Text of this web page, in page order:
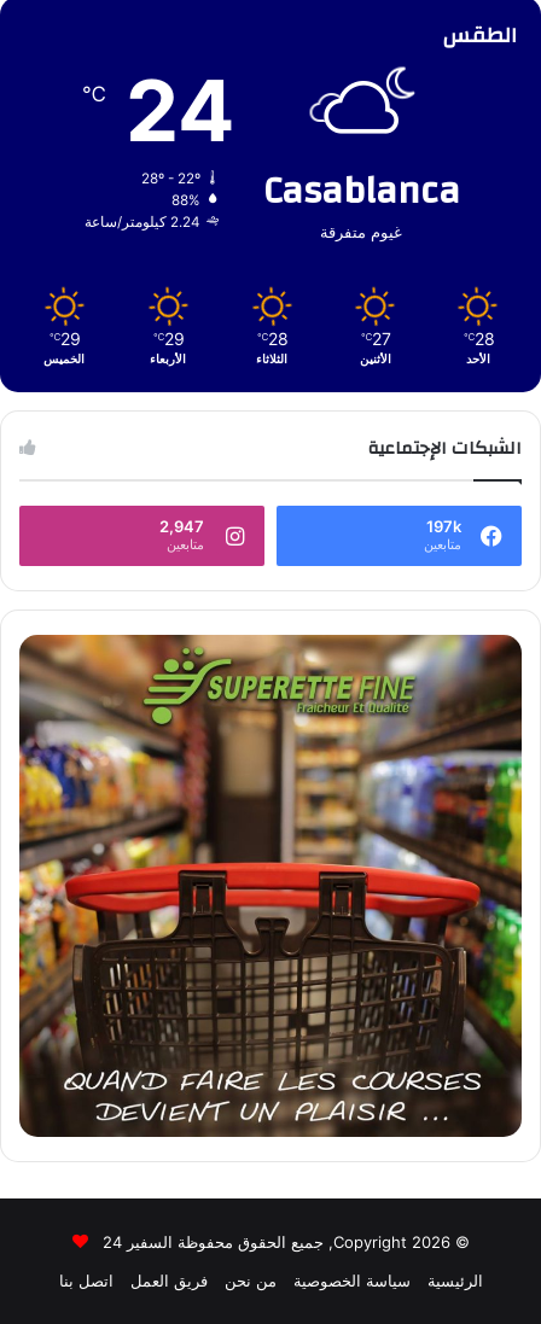
الطقس
Casablanca
غيوم متفرقة
24
℃
28º - 22º
88%
2.24 كيلومتر/ساعة
28
℃
الأحد
27
℃
الأثنين
28
℃
الثلاثاء
29
℃
الأربعاء
29
℃
الخميس
الشبكات الإجتماعية
197k
متابعين
2,947
متابعين
© Copyright 2026, جميع الحقوق محفوظة السفير 24
الرئيسية
سياسة الخصوصية من نحن فريق العمل اتصل بنا